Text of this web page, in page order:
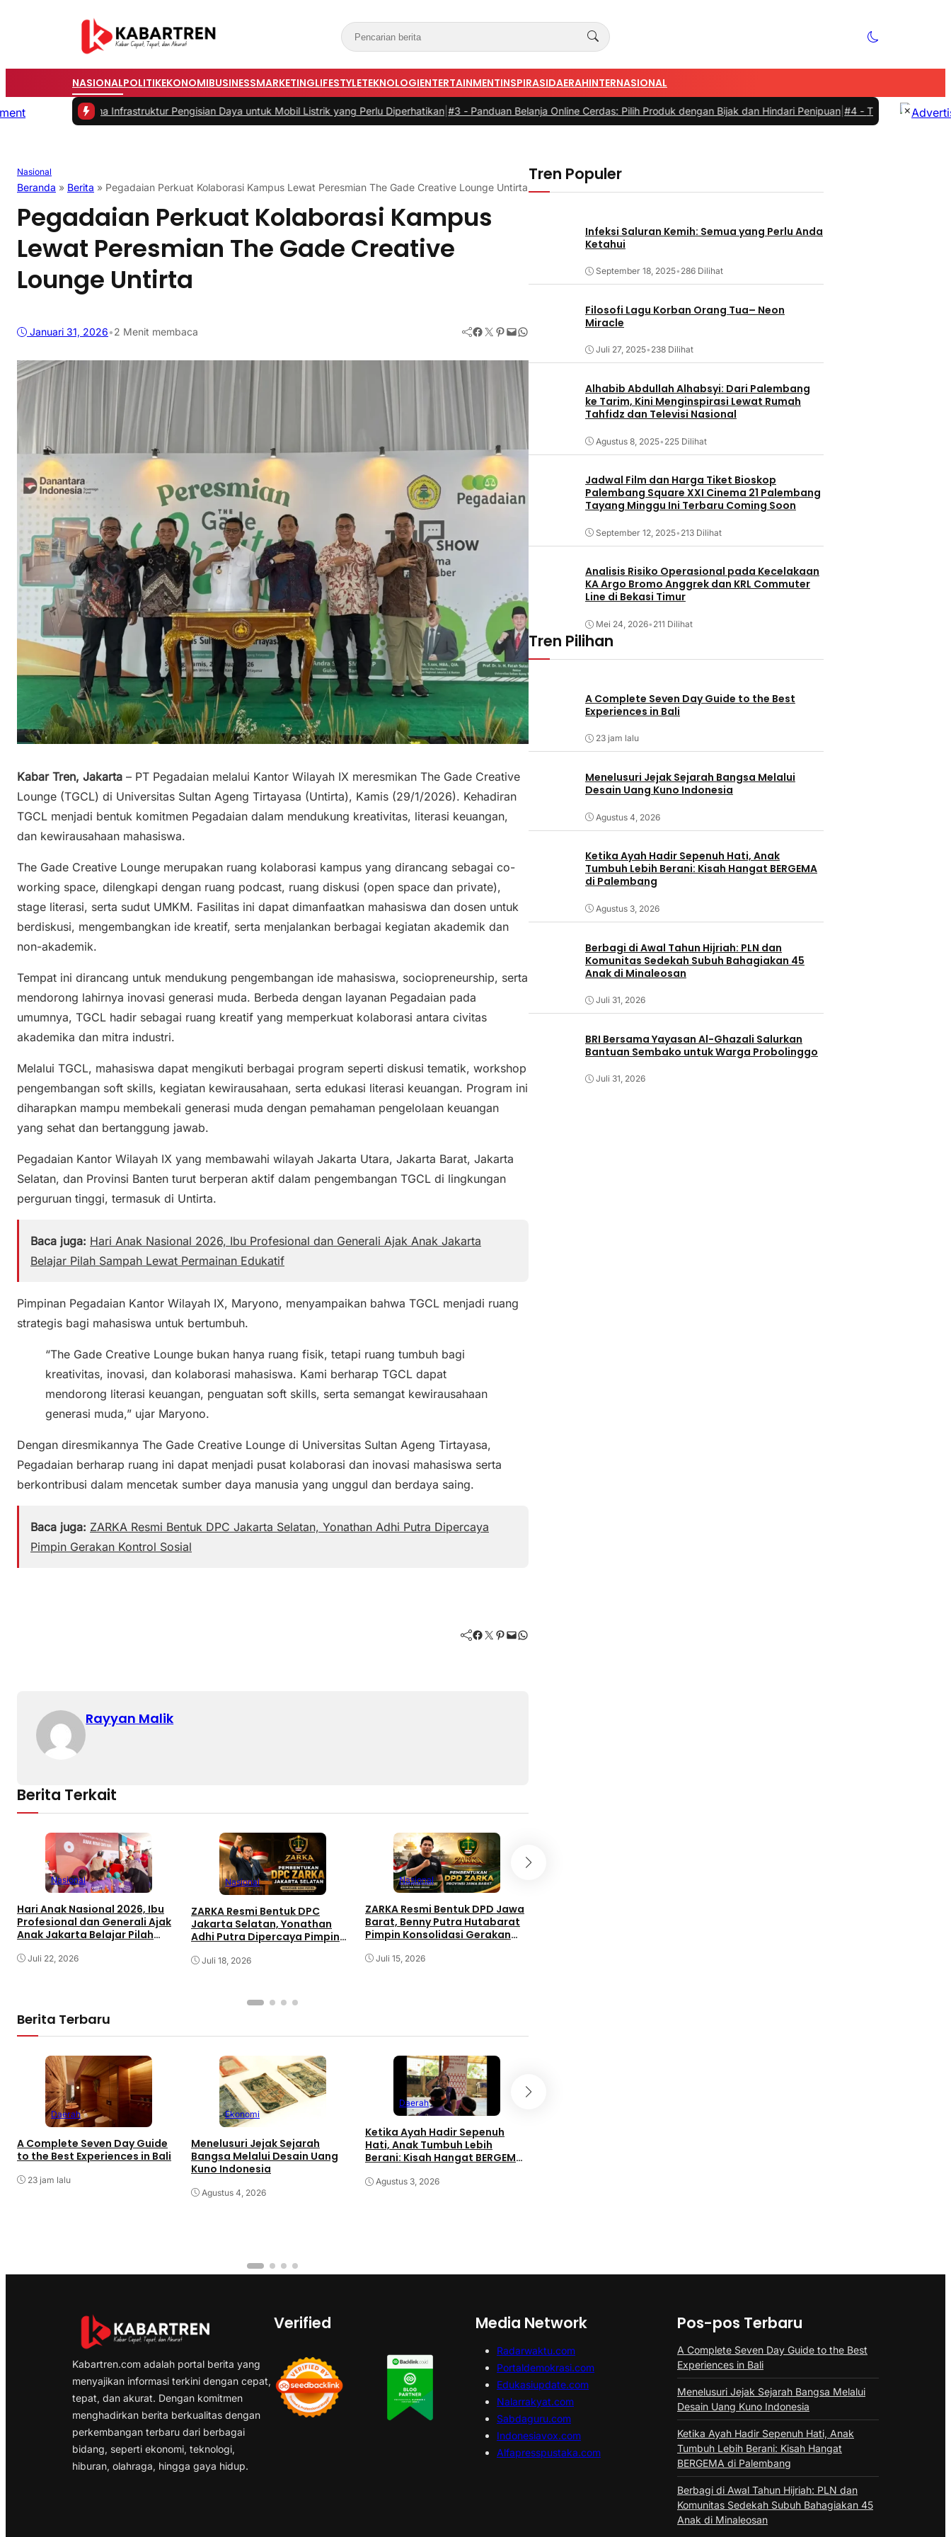
NASIONALPOLITIKEKONOMIBUSINESSMARKETINGLIFESTYLETEKNOLOGIENTERTAINMENTINSPIRASIDAERAHINTERNASIONAL
Utama Infrastruktur Pengisian Daya untuk Mobil Listrik yang Perlu Diperhatikan |#3 -Panduan Belanja Online Cerdas: Pilih Produk dengan Bijak dan Hindari Penipuan|#4 -Tips Memilih Sepatu
Nasional
Beranda » Berita » Pegadaian Perkuat Kolaborasi Kampus Lewat Peresmian The Gade Creative Lounge Untirta
Pegadaian Perkuat Kolaborasi Kampus
Lewat Peresmian The Gade Creative
Lounge Untirta
Januari 31, 2026•2 Menit membaca Facebook Twitter Pinterest Mail WhatsApp
Kabar Tren, Jakarta – PT Pegadaian melalui Kantor Wilayah IX meresmikan The Gade Creative
Lounge (TGCL) di Universitas Sultan Ageng Tirtayasa (Untirta), Kamis (29/1/2026). Kehadiran
TGCL menjadi bentuk komitmen Pegadaian dalam mendukung kreativitas, literasi keuangan,
dan kewirausahaan mahasiswa.
The Gade Creative Lounge merupakan ruang kolaborasi kampus yang dirancang sebagai co-
working space, dilengkapi dengan ruang podcast, ruang diskusi (open space dan private),
stage literasi, serta sudut UMKM. Fasilitas ini dapat dimanfaatkan mahasiswa dan dosen untuk
berdiskusi, mengembangkan ide kreatif, serta menjalankan berbagai kegiatan akademik dan
non-akademik.
Tempat ini dirancang untuk mendukung pengembangan ide mahasiswa, sociopreneurship, serta
mendorong lahirnya inovasi generasi muda. Berbeda dengan layanan Pegadaian pada
umumnya, TGCL hadir sebagai ruang kreatif yang memperkuat kolaborasi antara civitas
akademika dan mitra industri.
Melalui TGCL, mahasiswa dapat mengikuti berbagai program seperti diskusi tematik, workshop
pengembangan soft skills, kegiatan kewirausahaan, serta edukasi literasi keuangan. Program ini
diharapkan mampu membekali generasi muda dengan pemahaman pengelolaan keuangan
yang sehat dan bertanggung jawab.
Pegadaian Kantor Wilayah IX yang membawahi wilayah Jakarta Utara, Jakarta Barat, Jakarta
Selatan, dan Provinsi Banten turut berperan aktif dalam pengembangan TGCL di lingkungan
perguruan tinggi, termasuk di Untirta.
Baca juga: Hari Anak Nasional 2026, Ibu Profesional dan Generali Ajak Anak Jakarta
Belajar Pilah Sampah Lewat Permainan Edukatif
Pimpinan Pegadaian Kantor Wilayah IX, Maryono, menyampaikan bahwa TGCL menjadi ruang
strategis bagi mahasiswa untuk bertumbuh.
“The Gade Creative Lounge bukan hanya ruang fisik, tetapi ruang tumbuh bagi
kreativitas, inovasi, dan kolaborasi mahasiswa. Kami berharap TGCL dapat
mendorong literasi keuangan, penguatan soft skills, serta semangat kewirausahaan
generasi muda,” ujar Maryono.
Dengan diresmikannya The Gade Creative Lounge di Universitas Sultan Ageng Tirtayasa,
Pegadaian berharap ruang ini dapat menjadi pusat kolaborasi dan inovasi mahasiswa serta
berkontribusi dalam mencetak sumber daya manusia yang unggul dan berdaya saing.
Baca juga: ZARKA Resmi Bentuk DPC Jakarta Selatan, Yonathan Adhi Putra Dipercaya
Pimpin Gerakan Kontrol Sosial
Facebook Twitter Pinterest Mail WhatsApp
Rayyan Malik
Berita Terkait
Nasional
Hari Anak Nasional 2026, Ibu
Profesional dan Generali Ajak
Anak Jakarta Belajar Pilah
Edukatif
Juli 22, 2026
Nasional
ZARKA Resmi Bentuk DPC
Jakarta Selatan, Yonathan
Adhi Putra Dipercaya Pimpin
Juli 18, 2026
Nasional
ZARKA Resmi Bentuk DPD Jawa
Barat, Benny Putra Hutabarat
Pimpin Konsolidasi Gerakan
Juli 15, 2026
Berita Terbaru
Daerah
A Complete Seven Day Guide
to the Best Experiences in Bali
23 jam lalu
Ekonomi
Menelusuri Jejak Sejarah
Bangsa Melalui Desain Uang
Kuno Indonesia
Agustus 4, 2026
Daerah
Ketika Ayah Hadir Sepenuh
Hati, Anak Tumbuh Lebih
Berani: Kisah Hangat BERGEMA
Agustus 3, 2026
Tren Populer
Infeksi Saluran Kemih: Semua yang Perlu Anda
Ketahui
September 18, 2025• 286 Dilihat
Filosofi Lagu Korban Orang Tua– Neon
Miracle
Juli 27, 2025• 238 Dilihat
Alhabib Abdullah Alhabsyi: Dari Palembang
ke Tarim, Kini Menginspirasi Lewat Rumah
Tahfidz dan Televisi Nasional
Agustus 8, 2025• 225 Dilihat
Jadwal Film dan Harga Tiket Bioskop
Palembang Square XXI Cinema 21 Palembang
Tayang Minggu Ini Terbaru Coming Soon
September 12, 2025• 213 Dilihat
Analisis Risiko Operasional pada Kecelakaan
KA Argo Bromo Anggrek dan KRL Commuter
Line di Bekasi Timur
Mei 24, 2026• 211 Dilihat
Tren Pilihan
A Complete Seven Day Guide to the Best
Experiences in Bali
23 jam lalu
Menelusuri Jejak Sejarah Bangsa Melalui
Desain Uang Kuno Indonesia
Agustus 4, 2026
Ketika Ayah Hadir Sepenuh Hati, Anak
Tumbuh Lebih Berani: Kisah Hangat BERGEMA
di Palembang
Agustus 3, 2026
Berbagi di Awal Tahun Hijriah: PLN dan
Komunitas Sedekah Subuh Bahagiakan 45
Anak di Minaleosan
Juli 31, 2026
BRI Bersama Yayasan Al-Ghazali Salurkan
Bantuan Sembako untuk Warga Probolinggo
Juli 31, 2026
Kabartren.com adalah portal berita yang
menyajikan informasi terkini dengan cepat,
tepat, dan akurat. Dengan komitmen
menghadirkan berita berkualitas dengan
perkembangan terbaru dari berbagai
bidang, seperti ekonomi, teknologi,
hiburan, olahraga, hingga gaya hidup.
Verified Media Network
Radarwaktu.com
Portaldemokrasi.com
Edukasiupdate.com
Nalarrakyat.com
Sabdaguru.com
Indonesiavox.com
Alfapresspustaka.com
Pos-pos Terbaru
A Complete Seven Day Guide to the Best
Experiences in Bali
Menelusuri Jejak Sejarah Bangsa Melalui
Desain Uang Kuno Indonesia
Ketika Ayah Hadir Sepenuh Hati, Anak
Tumbuh Lebih Berani: Kisah Hangat
BERGEMA di Palembang
Berbagi di Awal Tahun Hijriah: PLN dan
Komunitas Sedekah Subuh Bahagiakan 45
Anak di Minaleosan
×